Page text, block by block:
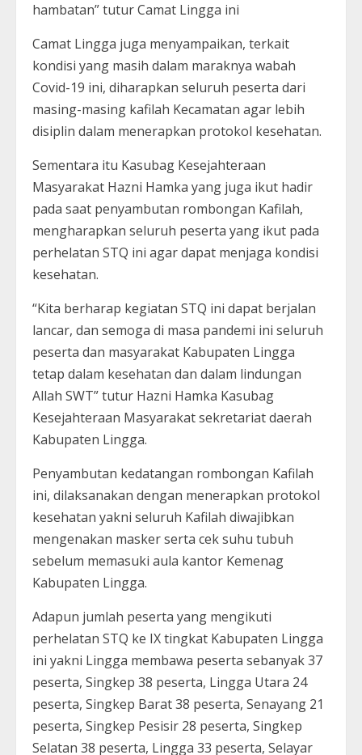
hambatan” tutur Camat Lingga ini
Camat Lingga juga menyampaikan, terkait
kondisi yang masih dalam maraknya wabah
Covid-19 ini, diharapkan seluruh peserta dari
masing-masing kafilah Kecamatan agar lebih
disiplin dalam menerapkan protokol kesehatan.
Sementara itu Kasubag Kesejahteraan
Masyarakat Hazni Hamka yang juga ikut hadir
pada saat penyambutan rombongan Kafilah,
mengharapkan seluruh peserta yang ikut pada
perhelatan STQ ini agar dapat menjaga kondisi
kesehatan.
“Kita berharap kegiatan STQ ini dapat berjalan
lancar, dan semoga di masa pandemi ini seluruh
peserta dan masyarakat Kabupaten Lingga
tetap dalam kesehatan dan dalam lindungan
Allah SWT” tutur Hazni Hamka Kasubag
Kesejahteraan Masyarakat sekretariat daerah
Kabupaten Lingga.
Penyambutan kedatangan rombongan Kafilah
ini, dilaksanakan dengan menerapkan protokol
kesehatan yakni seluruh Kafilah diwajibkan
mengenakan masker serta cek suhu tubuh
sebelum memasuki aula kantor Kemenag
Kabupaten Lingga.
Adapun jumlah peserta yang mengikuti
perhelatan STQ ke IX tingkat Kabupaten Lingga
ini yakni Lingga membawa peserta sebanyak 37
peserta, Singkep 38 peserta, Lingga Utara 24
peserta, Singkep Barat 38 peserta, Senayang 21
peserta, Singkep Pesisir 28 peserta, Singkep
Selatan 38 peserta, Lingga 33 peserta, Selayar